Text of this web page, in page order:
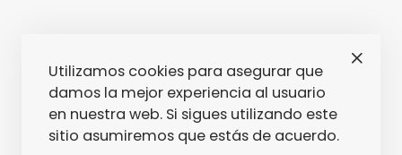
Utilizamos cookies para asegurar que
damos la mejor experiencia al usuario
en nuestra web. Si sigues utilizando este
sitio asumiremos que estás de acuerdo.